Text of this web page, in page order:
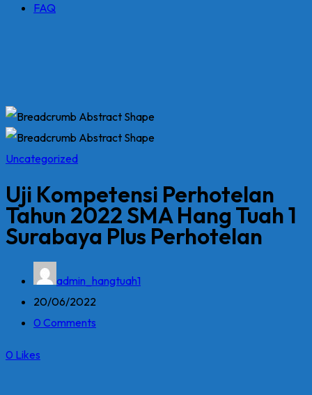
FAQ
Uncategorized
Uji Kompetensi Perhotelan
Tahun 2022 SMA Hang Tuah 1
Surabaya Plus Perhotelan
admin_hangtuah1
20/06/2022
0 Comments
0 Likes